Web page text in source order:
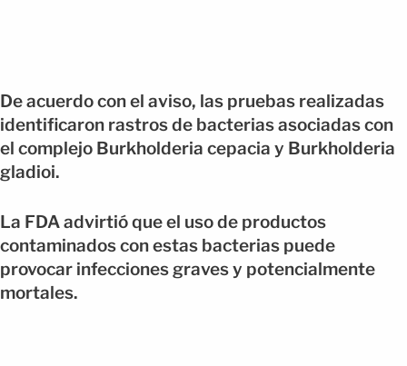
De acuerdo con el aviso, las pruebas realizadas
identificaron rastros de bacterias asociadas con
el complejo Burkholderia cepacia y Burkholderia
gladioi.
La FDA advirtió que el uso de productos
contaminados con estas bacterias puede
provocar infecciones graves y potencialmente
mortales.